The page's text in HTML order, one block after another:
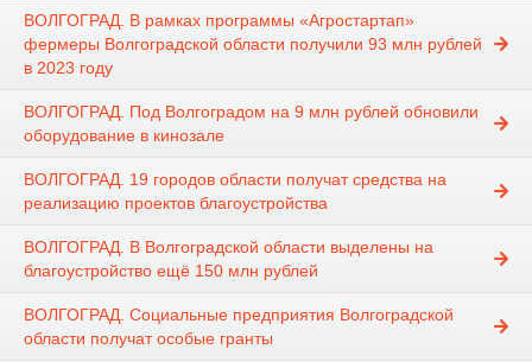
ВОЛГОГРАД. В рамках программы «Агростартап»
фермеры Волгоградской области получили 93 млн рублей
в 2023 году
ВОЛГОГРАД. Под Волгоградом на 9 млн рублей обновили
оборудование в кинозале
ВОЛГОГРАД. 19 городов области получат средства на
реализацию проектов благоустройства
ВОЛГОГРАД. В Волгоградской области выделены на
благоустройство ещё 150 млн рублей
ВОЛГОГРАД. Социальные предприятия Волгоградской
области получат особые гранты